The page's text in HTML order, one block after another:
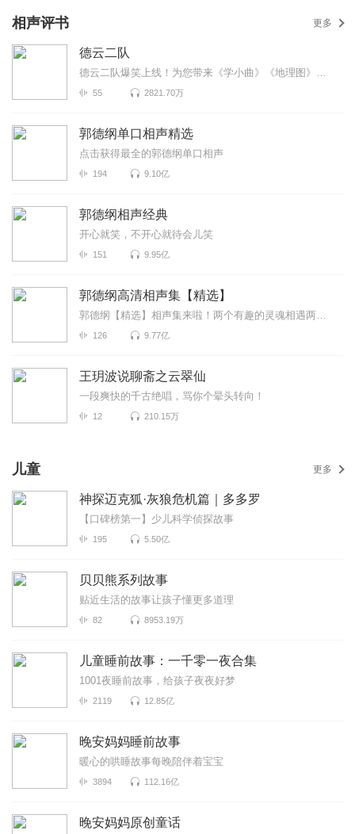
相声评书 更多
德云二队
德云二队爆笑上线！为您带来《学小曲》《地理图》《歌曲漫谈》等高能相声！各种爆笑包袱等你解锁！一次...
55 2821.70万
郭德纲单口相声精选
点击获得最全的郭德纲单口相声
194 9.10亿
郭德纲相声经典
开心就笑，不开心就待会儿笑
151 9.95亿
郭德纲高清相声集【精选】
郭德纲【精选】相声集来啦！两个有趣的灵魂相遇两个可爱的演员同台郭德纲+于谦=无限快乐！作为德云社...
126 9.77亿
王玥波说聊斋之云翠仙
一段爽快的千古绝唱，骂你个晕头转向！
12 210.15万
儿童 更多
神探迈克狐·灰狼危机篇｜多多罗
【口碑榜第一】少儿科学侦探故事
195 5.50亿
贝贝熊系列故事
贴近生活的故事让孩子懂更多道理
82 8953.19万
儿童睡前故事：一千零一夜合集
1001夜睡前故事，给孩子夜夜好梦
2119 12.85亿
晚安妈妈睡前故事
暖心的哄睡故事每晚陪伴着宝宝
3894 112.16亿
晚安妈妈原创童话